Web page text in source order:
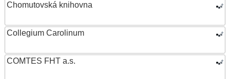
Chomutovská knihovna
Collegium Carolinum
COMTES FHT a.s.